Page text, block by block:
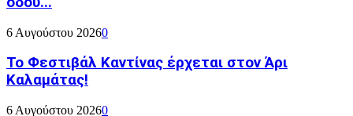
6 Αυγούστου 20260
Το Φεστιβάλ Καντίνας έρχεται στον Άρι
Καλαμάτας!
6 Αυγούστου 20260